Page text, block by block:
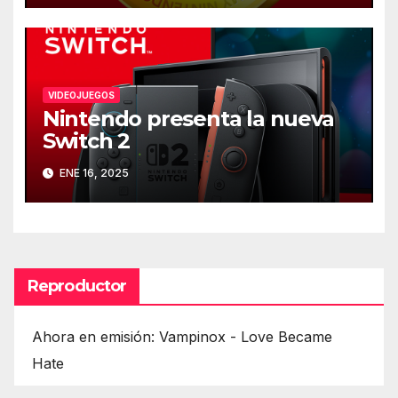
VIDEOJUEGOS
Nintendo presenta la nueva
Switch 2
ENE 16, 2025
Reproductor
Ahora en emisión: Vampinox - Love Became
Hate